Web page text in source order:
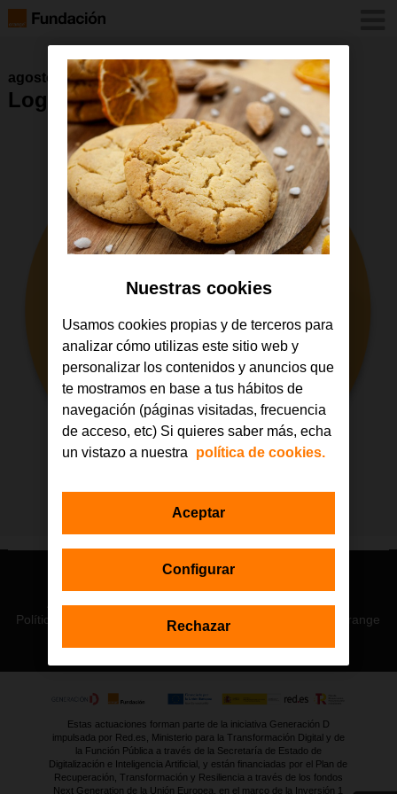
agosto 2018
Logo app School Adapter
© Orange 2026
Accesibilidad
Lectura accesible: Confort+
Contacto
Política de privacidad
Política de cookies Orange
Estas actuaciones forman parte de la iniciativa Generación D
impulsada por Red.es, Ministerio para la Transformación Digital y de
la Función Pública a través de la Secretaría de Estado de
Digitalización e Inteligencia Artificial, y están financiadas por el Plan de
Recuperación, Transformación y Resiliencia a través de los fondos
Next Generation de la Unión Europea, en el marco de la Inversión 1
Nuestras cookies
Usamos cookies propias y de terceros para
analizar cómo utilizas este sitio web y
personalizar los contenidos y anuncios que
te mostramos en base a tus hábitos de
navegación (páginas visitadas, frecuencia
de acceso, etc) Si quieres saber más, echa
un vistazo a nuestra
política de cookies.
Configurar
Rechazar
Aceptar